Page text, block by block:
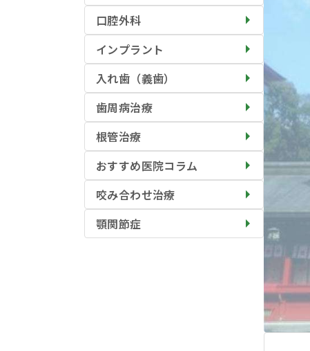
口腔外科
インプラント
入れ歯（義歯）
歯周病治療
根管治療
おすすめ医院コラム
咬み合わせ治療
顎関節症